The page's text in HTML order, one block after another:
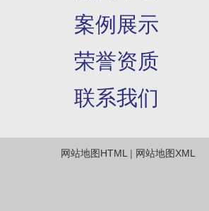
案例展示
荣誉资质
联系我们
网站地图HTML | 网站地图XML